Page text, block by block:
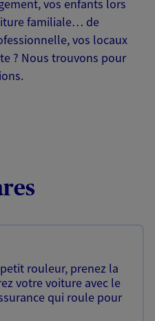
vos enfants lors
familiale… de
vos locaux
? Nous trouvons pour
rouleur, prenez la
votre voiture avec le
qui roule pour